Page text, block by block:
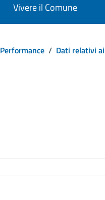
Vivere il Comune
Performance / Dati relativi